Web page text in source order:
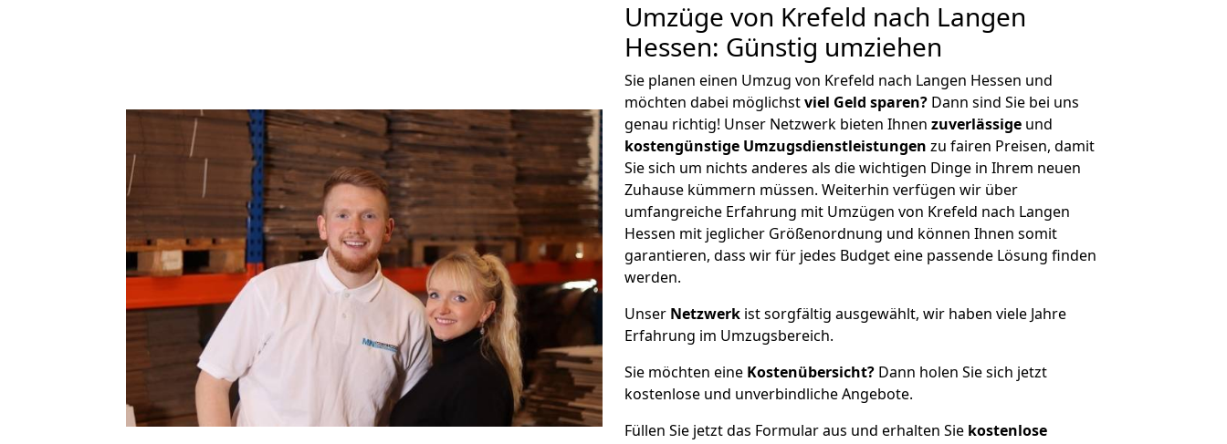
Umzüge von Krefeld nach Langen
Hessen: Günstig umziehen
Sie planen einen Umzug von Krefeld nach Langen Hessen und
möchten dabei möglichstviel Geld sparen? Dann sind Sie bei uns
genau richtig! Unser Netzwerk bieten Ihnen zuverlässige und
kostengünstige Umzugsdienstleistungen zu fairen Preisen, damit
Sie sich um nichts anderes als die wichtigen Dinge in Ihrem neuen
Zuhause kümmern müssen. Weiterhin verfügen wir über
umfangreiche Erfahrung mit Umzügen von Krefeld nach Langen
Hessen mit jeglicher Größenordnung und können Ihnen somit
garantieren, dass wir für jedes Budget eine passende Lösung finden
werden.
Unser Netzwerk ist sorgfältig ausgewählt, wir haben viele Jahre
Erfahrung im Umzugsbereich.
Sie möchten eine Kostenübersicht? Dann holen Sie sich jetzt
kostenlose und unverbindliche Angebote.
Füllen Sie jetzt das Formular aus und erhalten Sie kostenlose